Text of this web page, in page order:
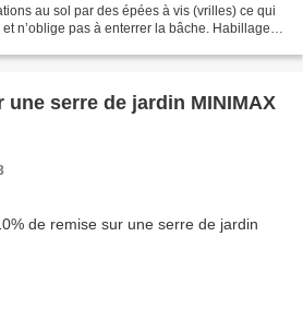
au sol par des épées à vis (vrilles) ce qui
n’oblige pas à enterrer la bâche. Habillage
une serre de jardin MINIMAX